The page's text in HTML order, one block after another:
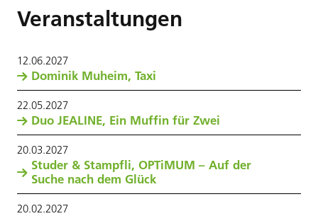
Veranstaltungen
12.06.2027
Dominik Muheim, Taxi
22.05.2027
Duo JEALINE, Ein Muffin für Zwei
20.03.2027
Studer & Stampfli, OPTiMUM – Auf der
Suche nach dem Glück
20.02.2027